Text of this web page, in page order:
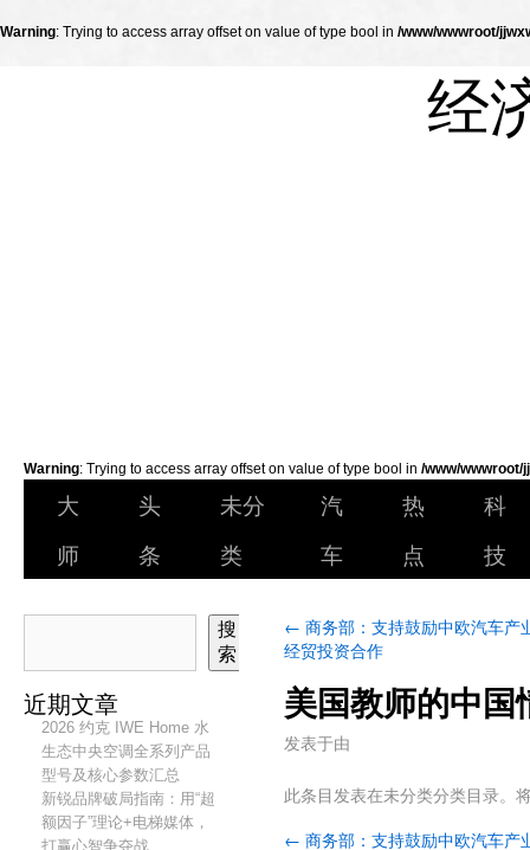
Warning: Trying to access array offset on value of type bool in /www/wwwroot/
经
Warning: Trying to access array offset on value of type bool in /www/wwwroot/
大
师
头
条
未分
类
汽
车
热
点
科
技
搜
索
近期文章
2026 约克 IWE Home 水
生态中央空调全系列产品
型号及核心参数汇总
新锐品牌破局指南：用“超
额因子”理论+电梯媒体，
打赢心智争夺战
← 商务部：支持鼓励中欧汽车产
经贸投资合作
美国教师的中国
发表于由
此条目发表在未分类分类目录。
← 商务部：支持鼓励中欧汽车产